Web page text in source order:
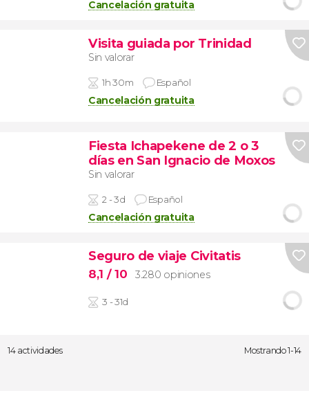
Cancelación gratuita
Visita guiada por Trinidad
Sin valorar
1h 30m Español
Cancelación gratuita
Fiesta Ichapekene de 2 o 3
días en San Ignacio de Moxos
Sin valorar
2 - 3d Español
Cancelación gratuita
Seguro de viaje Civitatis
8,1 / 10 3.280 opiniones
3 - 31d
14 actividades Mostrando 1-14